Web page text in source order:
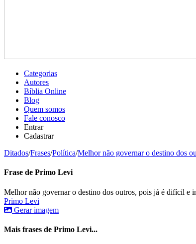
Categorias
Autores
Bíblia Online
Blog
Quem somos
Fale conosco
Entrar
Cadastrar
Ditados/Frases/Política/Melhor não governar o destino dos
Frase de Primo Levi
Melhor não governar o destino dos outros, pois já é difícil e
Primo Levi
Gerar imagem
Mais frases de Primo Levi...